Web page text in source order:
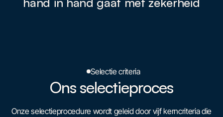
Selectie criteria
Ons selectieproces
Onze selectieprocedure wordt geleid door vijf kerncriteria die